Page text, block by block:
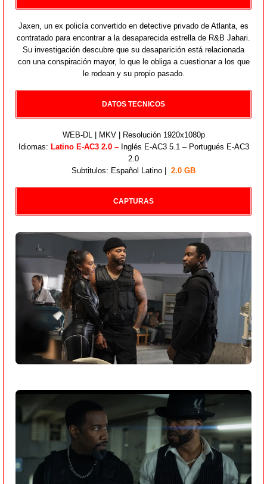
Jaxen, un ex policía convertido en detective privado de Atlanta, es
contratado para encontrar a la desaparecida estrella de R&B Jahari.
Su investigación descubre que su desaparición está relacionada
con una conspiración mayor, lo que le obliga a cuestionar a los que
le rodean y su propio pasado.
DATOS TECNICOS
WEB-DL | MKV | Resolución 1920x1080p
Idiomas: Latino E-AC3 2.0 –Inglés E-AC3 5.1 – Portugués E-AC3
2.0
Subtitulos: Español Latino |
2.0 GB
CAPTURAS